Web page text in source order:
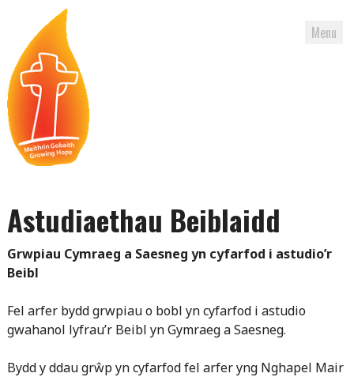
Menu
content
Astudiaethau Beiblaidd
Grwpiau Cymraeg a Saesneg yn cyfarfod i astudio’r
Beibl
Fel arfer bydd grwpiau o bobl yn cyfarfod i astudio
gwahanol lyfrau’r Beibl yn Gymraeg a Saesneg.
Bydd y ddau grŵp yn cyfarfod fel arfer yng Nghapel Mair